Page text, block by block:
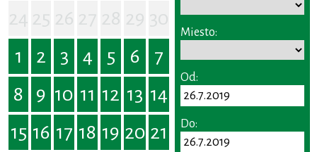
1
2 3 4 5 6
7
8
9 10 11 12 13 14
15 16 17 18 19 20 21
Miesto:
Od:
Do: